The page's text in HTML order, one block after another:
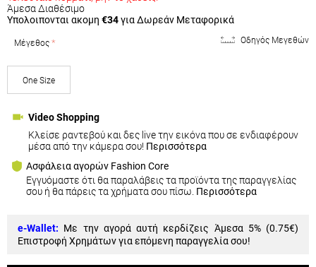
Άμεσα Διαθέσιμο
Υπολοιπονται ακομη €34για Δωρεάν Μεταφορικά
Οδηγός Μεγεθών
Μέγεθος
One Size
Video Shopping
Κλείσε ραντεβού και δες live την εικόνα που σε ενδιαφέρουν
μέσα από την κάμερα σου! Περισσότερα
Ασφάλεια αγορών Fashion Core
Εγγυόμαστε ότι θα παραλάβεις τα προϊόντα της παραγγελίας
σου ή θα πάρεις τα χρήματα σου πίσω. Περισσότερα
e-Wallet: Με την αγορά αυτή κερδίζεις Άμεσα 5% (0.75€)
Επιστροφή Χρημάτων για επόμενη παραγγελία σου!